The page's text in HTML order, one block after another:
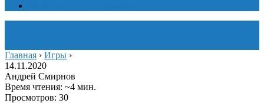
Главная › Игры ›
14.11.2020
Андрей Смирнов
Время чтения: ~4 мин.
Просмотров: 30